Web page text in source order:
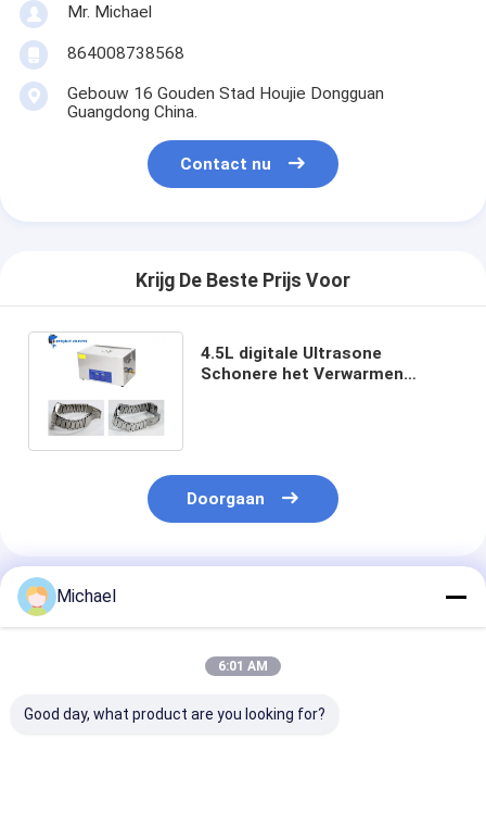
Mr. Michael
864008738568
Gebouw 16 Gouden Stad Houjie Dongguan
Guangdong China.
Contact nu
Krijg De Beste Prijs Voor
4.5L digitale Ultrasone
Schonere het Verwarmen
Doorgaan
Geadviseerde Producten
Michael
6:01 AM
Good day, what product are you looking for?